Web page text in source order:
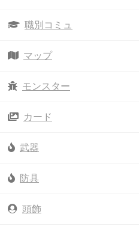
職別コミュ
マップ
モンスター
カード
武器
防具
頭飾